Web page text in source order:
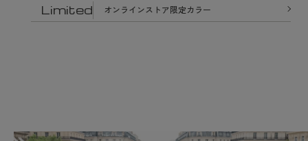
Limited オンラインストア限定カラー